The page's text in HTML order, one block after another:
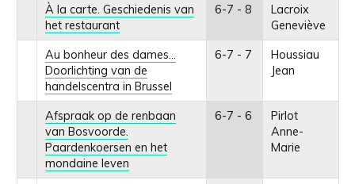
À la carte. Geschiedenis van
het restaurant
6-7 - 8
Lacroix
Geneviève
Au bonheur des dames…
Doorlichting van de
handelscentra in Brussel
6-7 - 7
Houssiau
Jean
Afspraak op de renbaan
van Bosvoorde.
Paardenkoersen en het
mondaine leven
6-7 - 6
Pirlot
Anne-
Marie